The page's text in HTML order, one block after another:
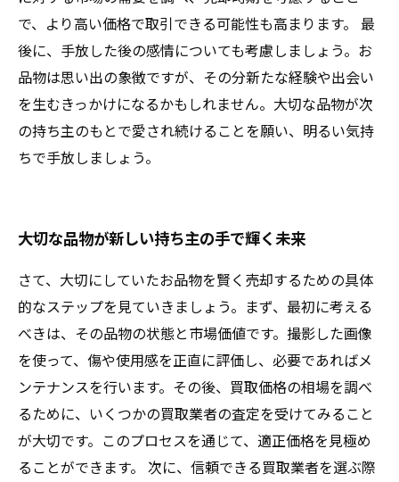
で、より高い価格で取引できる可能性も高まります。 最
後に、手放した後の感情についても考慮しましょう。お
品物は思い出の象徴ですが、その分新たな経験や出会い
を生むきっかけになるかもしれません。大切な品物が次
の持ち主のもとで愛され続けることを願い、明るい気持
ちで手放しましょう。
大切な品物が新しい持ち主の手で輝く未来
さて、大切にしていたお品物を賢く売却するための具体
的なステップを見ていきましょう。まず、最初に考える
べきは、その品物の状態と市場価値です。撮影した画像
を使って、傷や使用感を正直に評価し、必要であればメ
ンテナンスを行います。その後、買取価格の相場を調べ
るために、いくつかの買取業者の査定を受けてみること
が大切です。このプロセスを通じて、適正価格を見極め
ることができます。 次に、信頼できる買取業者を選ぶ際